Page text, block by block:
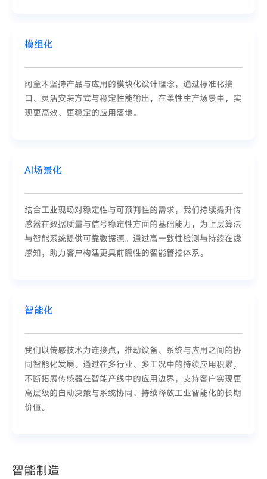
模组化
阿童木坚持产品与应用的模块化设计理念，通过标准化接
口、灵活安装方式与稳定性能输出，在柔性生产场景中，实
现更高效、更稳定的应用落地。
AI场景化
结合工业现场对稳定性与可预判性的需求，我们持续提升传
感器在数据质量与信号稳定性方面的基础能力，为上层算法
与智能系统提供可靠数据源。通过高一致性检测与持续在线
感知，助力客户构建更具前瞻性的智能管控体系。
智能化
我们以传感技术为连接点，推动设备、系统与应用之间的协
同智能化发展。通过在多行业、多工况中的持续应用积累，
不断拓展传感器在智能产线中的应用边界，支持客户实现更
高层级的自动决策与系统协同，持续释放工业智能化的长期
价值。
智能制造
智能制造